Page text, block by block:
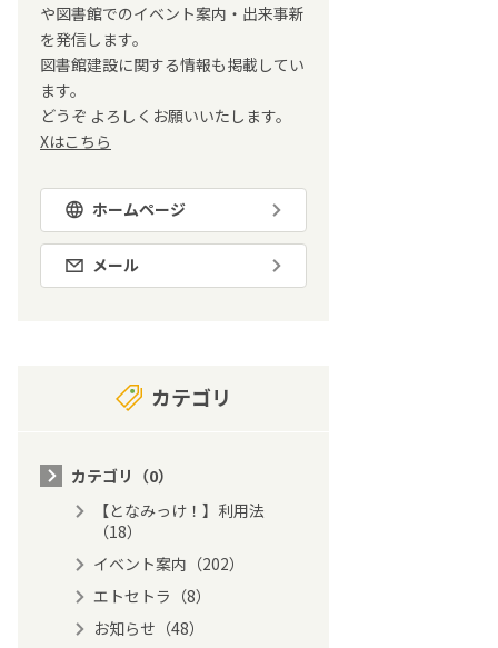
や図書館でのイベント案内・出来事新
を発信します。
図書館建設に関する情報も掲載してい
ます。
どうぞ よろしくお願いいたします。
Xはこちら
ホームページ
メール
カテゴリ
カテゴリ（0）
【となみっけ！】利用法
（18）
イベント案内（202）
エトセトラ（8）
お知らせ（48）